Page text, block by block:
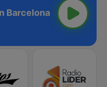
Barcelona